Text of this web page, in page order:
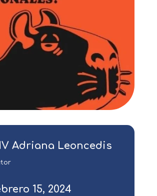
Adriana Leoncedis
15, 2024